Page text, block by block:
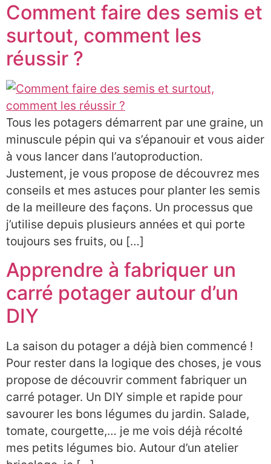
Comment faire des semis et
surtout, comment les
réussir ?
Tous les potagers démarrent par une graine, un
minuscule pépin qui va s’épanouir et vous aider
à vous lancer dans l’autoproduction.
Justement, je vous propose de découvrez mes
conseils et mes astuces pour planter les semis
de la meilleure des façons. Un processus que
j’utilise depuis plusieurs années et qui porte
toujours ses fruits, ou […]
Apprendre à fabriquer un
carré potager autour d’un
DIY
La saison du potager a déjà bien commencé !
Pour rester dans la logique des choses, je vous
propose de découvrir comment fabriquer un
carré potager. Un DIY simple et rapide pour
savourer les bons légumes du jardin. Salade,
tomate, courgette,… je me vois déjà récolté
mes petits légumes bio. Autour d’un atelier